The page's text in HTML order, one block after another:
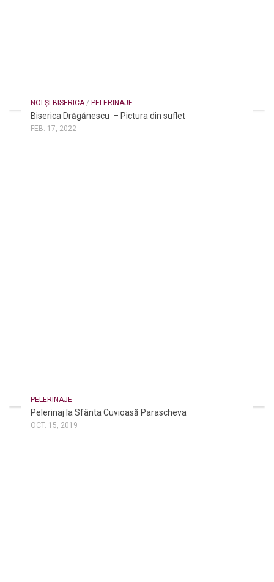
NOI ȘI BISERICA/ PELERINAJE
Biserica Drăgănescu – Pictura din suflet
FEB. 17, 2022
PELERINAJE
Pelerinaj la Sfânta Cuvioasă Parascheva
OCT. 15, 2019